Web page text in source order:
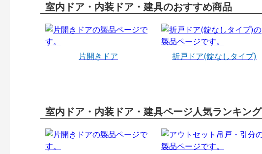
室内ドア・内装ドア・建具のおすすめ商品
片開きドア 折戸ドア(錠なしタイプ)
室内ドア・内装ドア・建具ページ人気ランキング